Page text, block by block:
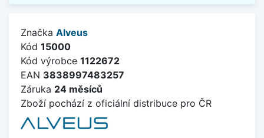
Značka Alveus
Kód 15000
Kód výrobce 1122672
EAN 3838997483257
Záruka 24 měsíců
Zboží pochází z oficiální distribuce pro ČR